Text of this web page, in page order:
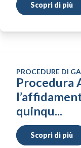
Scopri di più
PROCEDURE DI
Procedura
quinqu...
Scopri di più